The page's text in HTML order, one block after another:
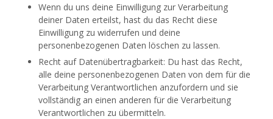
Wenn du uns deine Einwilligung zur Verarbeitung
deiner Daten erteilst, hast du das Recht diese
Einwilligung zu widerrufen und deine
personenbezogenen Daten löschen zu lassen.
Recht auf Datenübertragbarkeit: Du hast das Recht,
alle deine personenbezogenen Daten von dem für die
Verarbeitung Verantwortlichen anzufordern und sie
vollständig an einen anderen für die Verarbeitung
Verantwortlichen zu übermitteln.